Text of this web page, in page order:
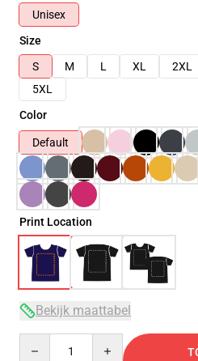
Unisex
Size
S
M L XL 2XL
5XL
Color
Default
Print Location
Bekijk maattabel